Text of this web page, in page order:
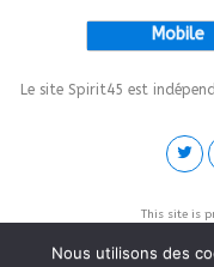
Mobile
Le site Spirit45 est
This site is
Nous utilisons des